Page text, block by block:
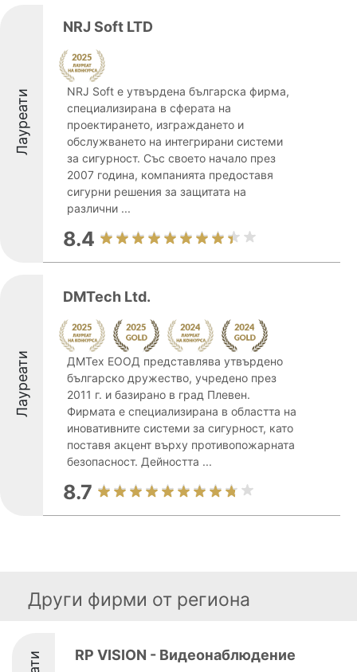
Лауреати
NRJ Soft LTD
NRJ Soft е утвърдена българска фирма,
специализирана в сферата на
проектирането, изграждането и
обслужването на интегрирани системи
за сигурност. Със своето начало през
2007 година, компанията предоставя
сигурни решения за защитата на
различни ...
8.4
Лауреати
DMTech Ltd.
ДМТех ЕООД представлява утвърдено
българско дружество, учредено през
2011 г. и базирано в град Плевен.
Фирмата е специализирана в областта на
иновативните системи за сигурност, като
поставя акцент върху противопожарната
безопасност. Дейността ...
8.7
Други фирми от региона
RP VISION - Видеонаблюдение